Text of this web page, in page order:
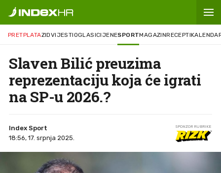
PRETPLATAZIDVIJESTIOGLASICIJENESPORTMAGAZINRECEPTI
Slaven Bilić preuzima
reprezentaciju koja će igrati
na SP-u 2026.?
Index Sport
18:56, 17. srpnja 2025.
SPONZOR RUBRIKE